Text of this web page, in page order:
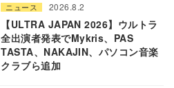
ニュース 2026.8.2
【ULTRA JAPAN 2026】ウルトラ
全出演者発表でMykris、PAS
TASTA、NAKAJIN、パソコン音楽
クラブら追加